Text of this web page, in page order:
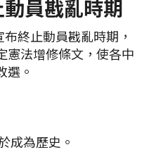
員戡亂時期
終止動員戡亂時期，
憲法增修條文，使各中
選。
成為歷史。